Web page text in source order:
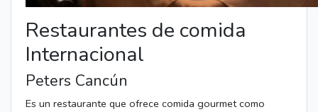
Restaurantes de comida
Internacional
Peters Cancún
Es un restaurante que ofrece comida gourmet como